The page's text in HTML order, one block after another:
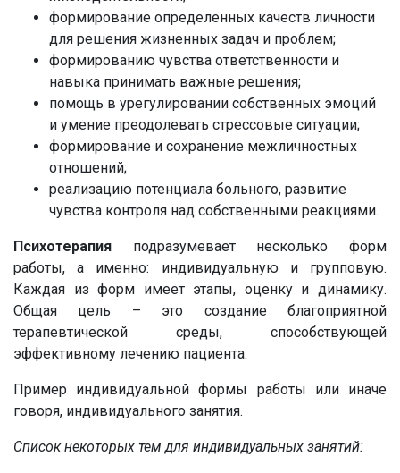
формирование определенных качеств личности
для решения жизненных задач и проблем;
формированию чувства ответственности и
навыка принимать важные решения;
помощь в урегулировании собственных эмоций
и умение преодолевать стрессовые ситуации;
формирование и сохранение межличностных
отношений;
реализацию потенциала больного, развитие
чувства контроля над собственными реакциями.
Психотерапия подразумевает несколько форм
работы, а именно: индивидуальную и групповую.
Каждая из форм имеет этапы, оценку и динамику.
Общая цель – это создание благоприятной
терапевтической среды, способствующей
эффективному лечению пациента.
Пример индивидуальной формы работы или иначе
говоря, индивидуального занятия.
Список некоторых тем для индивидуальных занятий: